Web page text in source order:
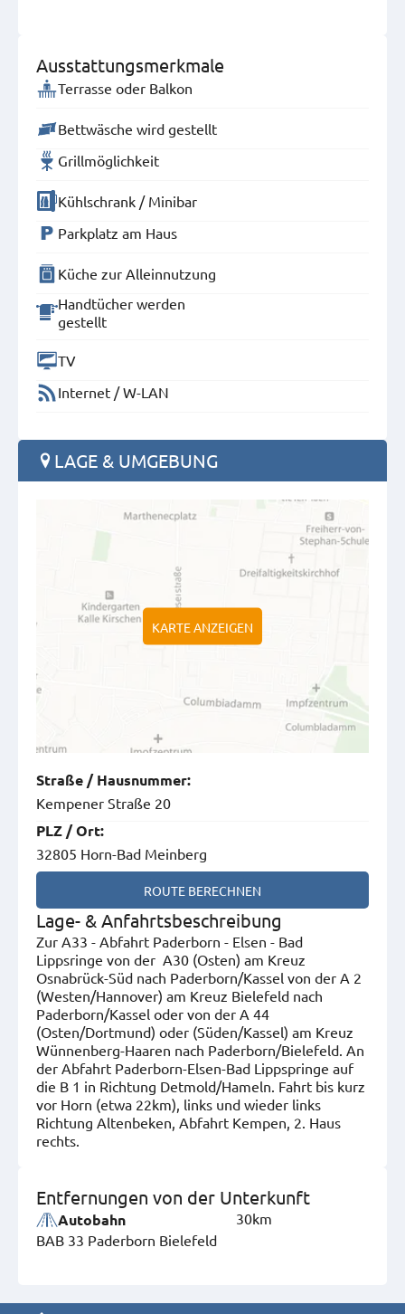
Ausstattungsmerkmale
Terrasse oder Balkon
Bettwäsche wird gestellt
Grillmöglichkeit
Kühlschrank / Minibar
Parkplatz am Haus
Küche zur Alleinnutzung
Handtücher werden
gestellt
TV
Internet / W-LAN
LAGE & UMGEBUNG
KARTE ANZEIGEN
Straße / Hausnummer:
Kempener Straße 20
PLZ /Ort:
32805 Horn-Bad Meinberg
ROUTE BERECHNEN
Lage- & Anfahrtsbeschreibung
Zur A33 - Abfahrt Paderborn - Elsen - Bad
Lippsringe von der A30 (Osten) am Kreuz
Osnabrück-Süd nach Paderborn/Kassel von der A 2
(Westen/Hannover) am Kreuz Bielefeld nach
Paderborn/Kassel oder von der A 44
(Osten/Dortmund) oder (Süden/Kassel) am Kreuz
Wünnenberg-Haaren nach Paderborn/Bielefeld. An
der Abfahrt Paderborn-Elsen-Bad Lippspringe auf
die B 1 in Richtung Detmold/Hameln. Fahrt bis kurz
vor Horn (etwa 22km), links und wieder links
Richtung Altenbeken, Abfahrt Kempen, 2. Haus
rechts.
Entfernungen von der Unterkunft
Autobahn
BAB 33 Paderborn Bielefeld
30km